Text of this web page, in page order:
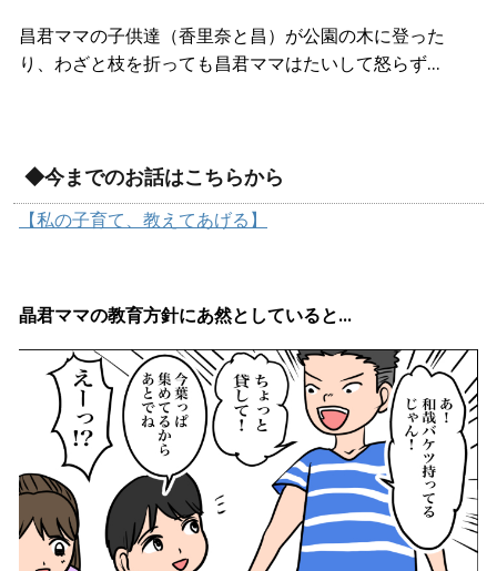
昌君ママの子供達（香里奈と昌）が公園の木に登った
り、わざと枝を折っても昌君ママはたいして怒らず…
◆今までのお話はこちらから
【私の子育て、教えてあげる】
晶君ママの教育方針にあ然としていると…